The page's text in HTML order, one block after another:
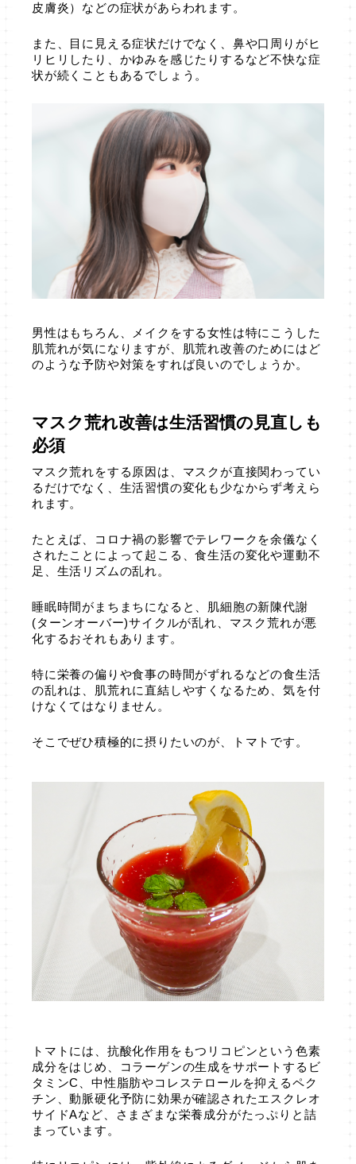
皮膚炎）などの症状があらわれます。
また、目に見える症状だけでなく、鼻や口周りがヒ
リヒリしたり、かゆみを感じたりするなど不快な症
状が続くこともあるでしょう。
男性はもちろん、メイクをする女性は特にこうした
肌荒れが気になりますが、肌荒れ改善のためにはど
のような予防や対策をすれば良いのでしょうか。
マスク荒れ改善は生活習慣の見直しも
必須
マスク荒れをする原因は、マスクが直接関わってい
るだけでなく、生活習慣の変化も少なからず考えら
れます。
たとえば、コロナ禍の影響でテレワークを余儀なく
されたことによって起こる、食生活の変化や運動不
足、生活リズムの乱れ。
睡眠時間がまちまちになると、肌細胞の新陳代謝
(ターンオーバー)サイクルが乱れ、マスク荒れが悪
化するおそれもあります。
特に栄養の偏りや食事の時間がずれるなどの食生活
の乱れは、肌荒れに直結しやすくなるため、気を付
けなくてはなりません。
そこでぜひ積極的に摂りたいのが、トマトです。
トマトには、抗酸化作用をもつリコピンという色素
成分をはじめ、コラーゲンの生成をサポートするビ
タミンC、中性脂肪やコレステロールを抑えるペク
チン、動脈硬化予防に効果が確認されたエスクレオ
サイドAなど、さまざまな栄養成分がたっぷりと詰
まっています。